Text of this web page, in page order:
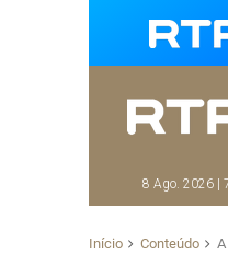
8 Ago. 2026 |
Início Conteúdo